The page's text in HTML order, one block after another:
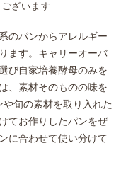
ざいます
のパンからアレルギー
ます。キャリーオーバ
び自家培養酵母のみを
、素材そのものの味を
旬の素材を取り入れた
てお作りしたパンをぜ
に合わせて使い分けて